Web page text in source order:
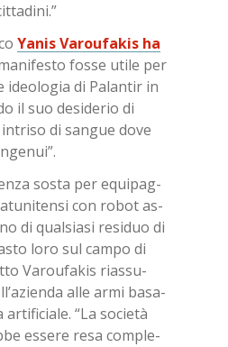
Ya­nis Va­rou­fa­kis ha
fos­se uti­le per
ideo­lo­gia di Pa­lan­tir in
il suo de­si­de­rio di
di san­gue dove
so­sta per equi­pag­
con ro­bot as­
di qual­sia­si re­si­duo di
loro sul cam­po di
Va­rou­fa­kis rias­su­
alle armi ba­sa­
“La so­cie­tà
es­se­re resa com­ple­